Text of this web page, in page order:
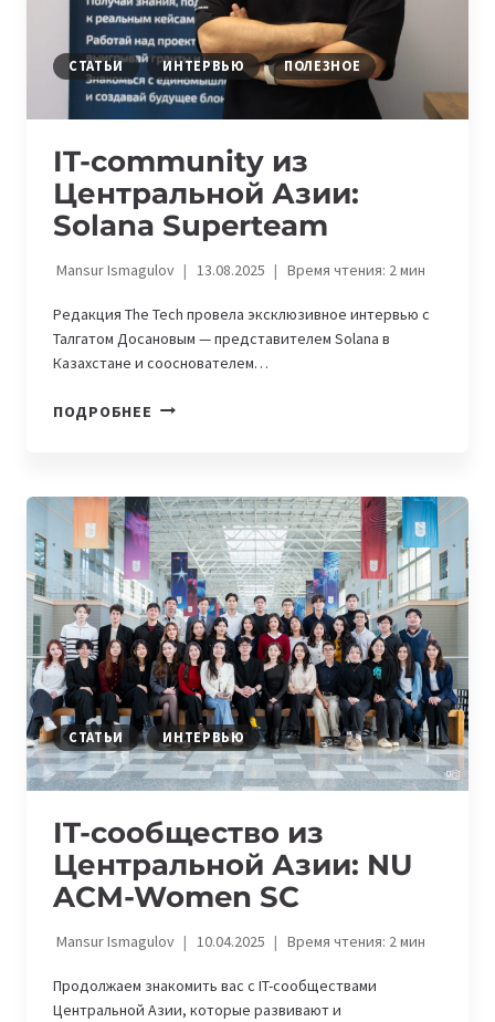
СТАТЬИ ИНТЕРВЬЮ ПОЛЕЗНОЕ
IT-community из
Центральной Азии:
Solana Superteam
Mansur Ismagulov 13.08.2025 Время чтения: 2мин
Редакция The Tech провела эксклюзивное интервью с
Талгатом Досановым — представителем Solana в
Казахстане и сооснователем…
ПОДРОБНЕЕ IT-
АЗИИ:
SOLANA
SUPERTEAM
СТАТЬИ ИНТЕРВЬЮ
IT-сообщество из
Центральной Азии: NU
ACM-Women SC
Mansur Ismagulov 10.04.2025 Время чтения: 2мин
Продолжаем знакомить вас с IT-сообществами
Центральной Азии, которые развивают и